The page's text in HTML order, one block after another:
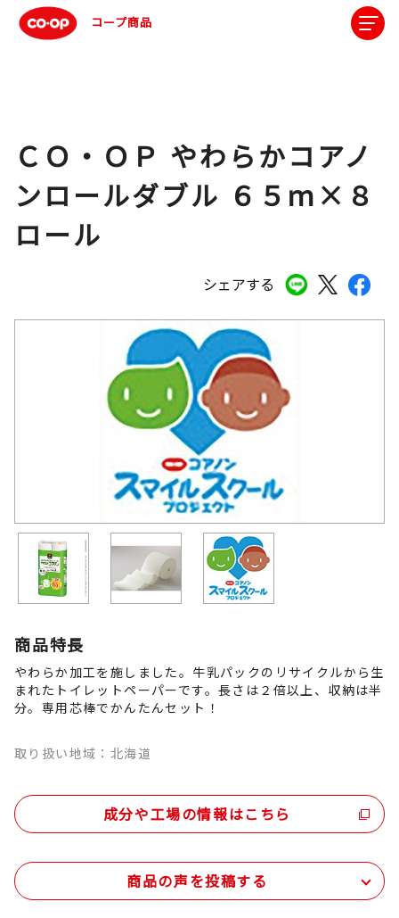
コープ商品
シェアする
ＣＯ・ＯＰ やわらかコアノ
ンロールダブル ６５ｍ×８
ロール
商品特長
やわらか加工を施しました。牛乳パックのリサイクルから生
まれたトイレットペーパーです。長さは２倍以上、収納は半
分。専用芯棒でかんたんセット！
取り扱い地域：北海道
成分や工場の情報はこちら
商品の声を投稿する